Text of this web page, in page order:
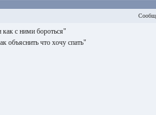
как с ними бороться"
объяснить что хочу спать"